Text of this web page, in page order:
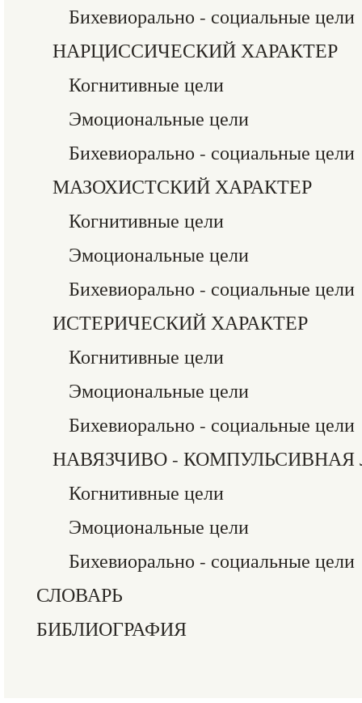
Бихевиорально - социальные цели
НАРЦИССИЧЕСКИЙ ХАРАКТЕР
Когнитивные цели
Эмоциональные цели
Бихевиорально - социальные цели
МАЗОХИСТСКИЙ ХАРАКТЕР
Когнитивные цели
Эмоциональные цели
Бихевиорально - социальные цели
ИСТЕРИЧЕСКИЙ ХАРАКТЕР
Когнитивные цели
Эмоциональные цели
Бихевиорально - социальные цели
НАВЯЗЧИВО - КОМПУЛЬСИВНАЯ
Когнитивные цели
Эмоциональные цели
Бихевиорально - социальные цели
СЛОВАРЬ
БИБЛИОГРАФИЯ